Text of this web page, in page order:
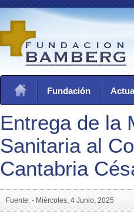
Fundación
Entrega de la
Sanitaria al
Cantabria
Fuente: - Miércoles, 4 Junio, 2025